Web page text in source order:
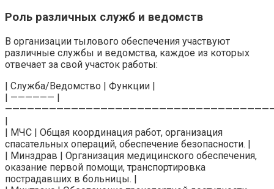
Роль различных служб и ведомств
В организации тылового обеспечения участвуют
различные службы и ведомства, каждое из которых
отвечает за свой участок работы:
| Служба/Ведомство | Функции |
| —————— |
|
| МЧС | Общая координация работ, организация
спасательных операций, обеспечение безопасности. |
| Минздрав | Организация медицинского обеспечения,
оказание первой помощи, транспортировка
пострадавших в больницы. |